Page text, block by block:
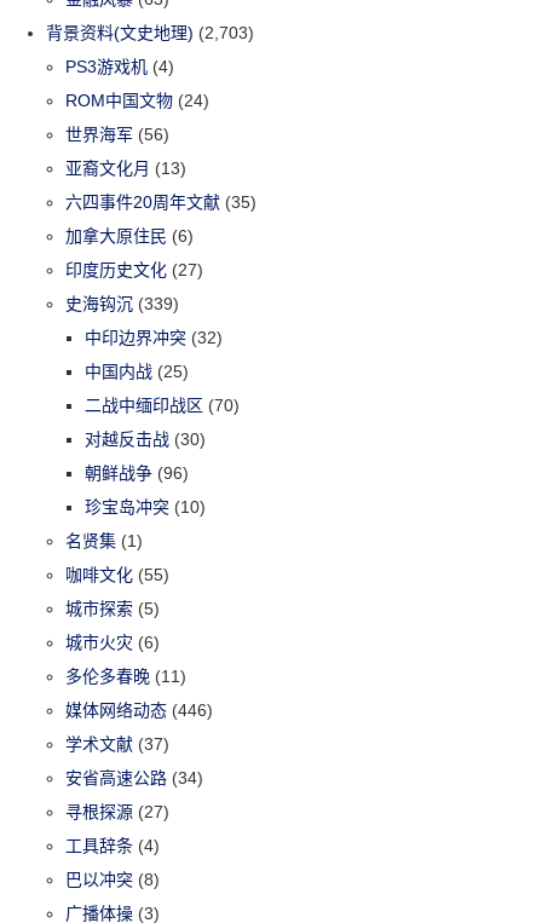
背景资料(文史地理) (2,703)
PS3游戏机 (4)
ROM中国文物 (24)
世界海军 (56)
亚裔文化月 (13)
六四事件20周年文献 (35)
加拿大原住民 (6)
印度历史文化 (27)
史海钩沉 (339)
中印边界冲突 (32)
中国内战 (25)
二战中缅印战区 (70)
对越反击战 (30)
朝鲜战争 (96)
珍宝岛冲突 (10)
名贤集 (1)
咖啡文化 (55)
城市探索 (5)
城市火灾 (6)
多伦多春晚 (11)
媒体网络动态 (446)
学术文献 (37)
安省高速公路 (34)
寻根探源 (27)
工具辞条 (4)
巴以冲突 (8)
广播体操 (3)